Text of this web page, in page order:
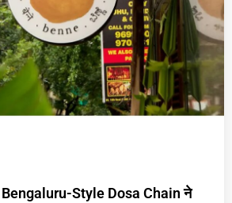
Style Dosa Chain ने